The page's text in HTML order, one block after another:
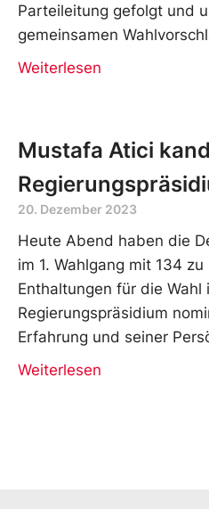
Parteileitung gefolgt und
gemeinsamen
Weiterlesen
Mustafa Atici
20. Dezember 2023
Heute Abend haben die
im 1. Wahlgang mit 134
Enthaltungen für die Wahl
Regierungspräsidium
Erfahrung und seiner
Weiterlesen